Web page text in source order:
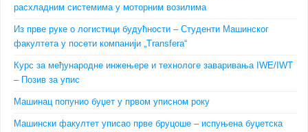
расхладним системима у моторним возилима
Из прве руке о логистици будућности – Студенти Машинског
факултета у посети компанији „Transfera“
Курс за међународне инжењере и технологе заваривања IWE/IWT
– Позив за упис
Машинац попунио буџет у првом уписном року
Машински факултет уписао прве бруцоше – испуњена буџетска